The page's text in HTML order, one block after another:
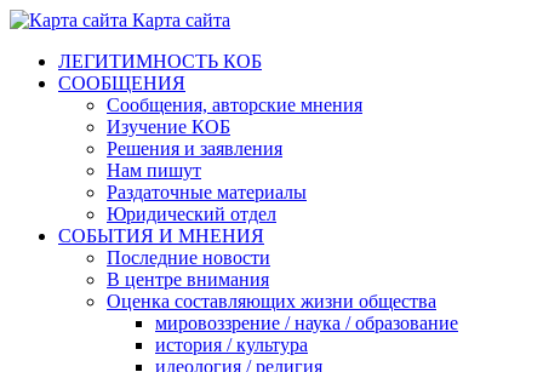
Карта сайта
ЛЕГИТИМНОСТЬ КОБ
СООБЩЕНИЯ
Сообщения, авторские мнения
Изучение КОБ
Решения и заявления
Нам пишут
Раздаточные материалы
Юридический отдел
СОБЫТИЯ И МНЕНИЯ
Последние новости
В центре внимания
Оценка составляющих жизни общества
мировоззрение / наука / образование
история / культура
идеология / религия